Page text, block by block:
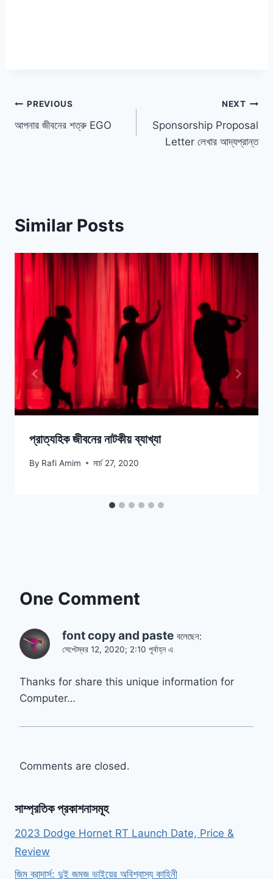
পোস্ট
ন্যাভিগেশন
PREVIOUS
আপনার জীবনের শত্রু EGO
NEXT
Sponsorship Proposal
Letter লেখার আদ্যপ্রান্ত
Similar Posts
প্রাত্যহিক জীবনের নাটকীয় ব্যাখ্যা
By Rafi Amim মার্চ 27, 2020
One Comment
font copy and paste বলেছেন:
সেপ্টেম্বর 12, 2020; 2:10 পূর্বাহ্ন এ
Thanks for share this unique information for
Computer…
Comments are closed.
সাম্প্রতিক প্রকাশনাসমূহ
2023 Dodge Hornet RT Launch Date, Price &
Review
জিম ব্রাদার্স: দুই জমজ ভাইয়ের অবিশ্বাস্য কাহিনী